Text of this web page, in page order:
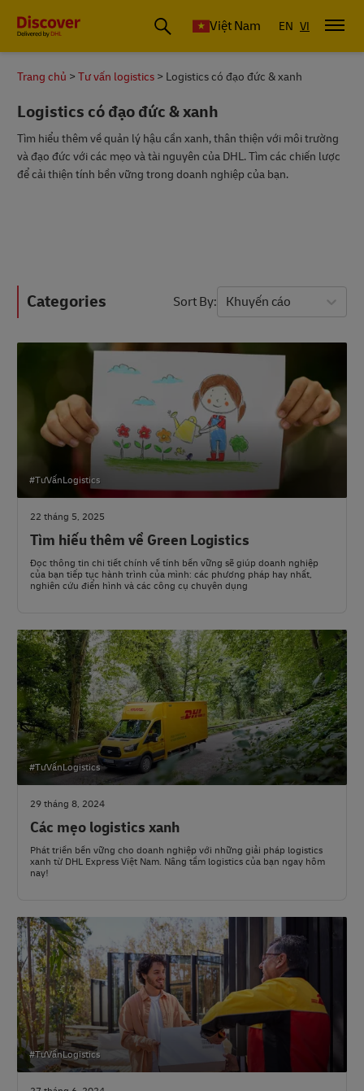
Việt Nam EN VI
Trang chủ Tư vấn logistics Logistics có đạo đức & xanh
Logistics có đạo đức & xanh
Tìm hiểu thêm về quản lý hậu cần xanh, thân thiện với môi trường
và đạo đức với các mẹo và tài nguyên của DHL. Tìm các chiến lược
để cải thiện tính bền vững trong doanh nghiệp của bạn.
Categories Sort By Khuyến cáo
#TưVấnLogistics
22 tháng 5, 2025
Tìm hiểu thêm về Green Logistics
Đọc thông tin chi tiết chính về tính bền vững sẽ giúp doanh nghiệp
của bạn tiếp tục hành trình của mình: các phương pháp hay nhất,
nghiên cứu điển hình và các công cụ chuyên dụng
#TưVấnLogistics
29 tháng 8, 2024
Các mẹo logistics xanh
Phát triển bền vững cho doanh nghiệp với những giải pháp logistics
xanh từ DHL Express Việt Nam. Nâng tầm logistics của bạn ngay hôm
nay!
#TưVấnLogistics